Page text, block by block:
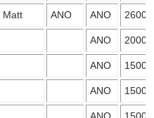
Matt ANO ANO 2600
ANO 2000
ANO 1500
ANO 1500
ANO 1500